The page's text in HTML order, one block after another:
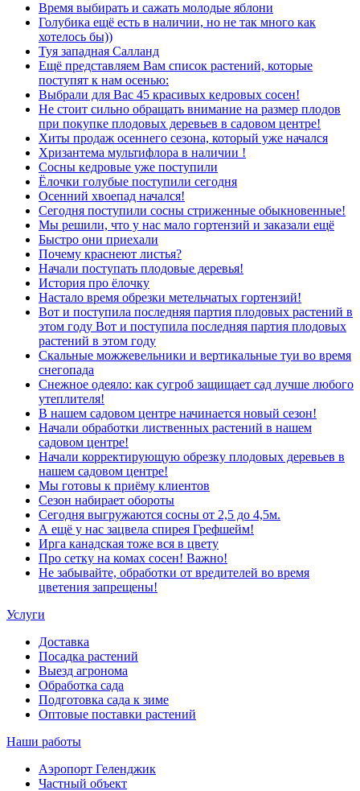
Время выбирать и сажать молодые яблони
Голубика ещё есть в наличии, но не так много как
хотелось бы))
Туя западная Салланд
Ещё представляем Вам список растений, которые
поступят к нам осенью:
Выбрали для Вас 45 красивых кедровых сосен!
Не стоит сильно обращать внимание на размер плодов
при покупке плодовых деревьев в садовом центре!
Хиты продаж осеннего сезона, который уже начался
Хризантема мультифлора в наличии !
Сосны кедровые уже поступили
Ёлочки голубые поступили сегодня
Осенний хвоепад начался!
Сегодня поступили сосны стриженные обыкновенные!
Мы решили, что у нас мало гортензий и заказали ещё
Быстро они приехали
Почему краснеют листья?
Начали поступать плодовые деревья!
История про ёлочку
Настало время обрезки метельчатых гортензий!
Вот и поступила последняя партия плодовых растений в
этом году Вот и поступила последняя партия плодовых
растений в этом году
Скальные можжевельники и вертикальные туи во время
снегопада
Снежное одеяло: как сугроб защищает сад лучше любого
утеплителя!
В нашем садовом центре начинается новый сезон!
Начали обработки лиственных растений в нашем
садовом центре!
Начали корректирующую обрезку плодовых деревьев в
нашем садовом центре!
Мы готовы к приёму клиентов
Сезон набирает обороты
Сегодня выгружаются сосны от 2,5 до 4,5м.
А ещё у нас зацвела спирея Грефшейм!
Ирга канадская тоже вся в цвету
Про сетку на комах сосен! Важно!
Не забывайте, обработки от вредителей во время
цветения запрещены!
Услуги
Доставка
Посадка растений
Выезд агронома
Обработка сада
Подготовка сада к зиме
Оптовые поставки растений
Наши работы
Аэропорт Геленджик
Частный объект